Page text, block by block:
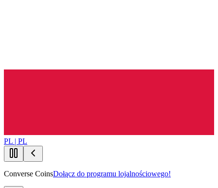
PL | PL
Converse CoinsDołącz do programu lojalnościowego!